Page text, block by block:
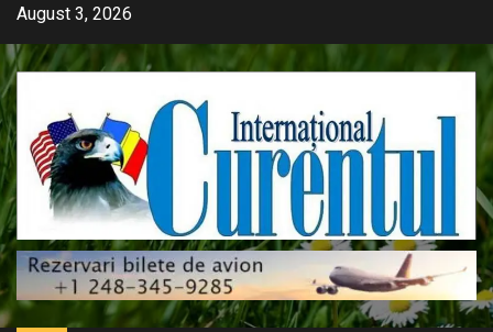
Skip
content
August 3, 2026